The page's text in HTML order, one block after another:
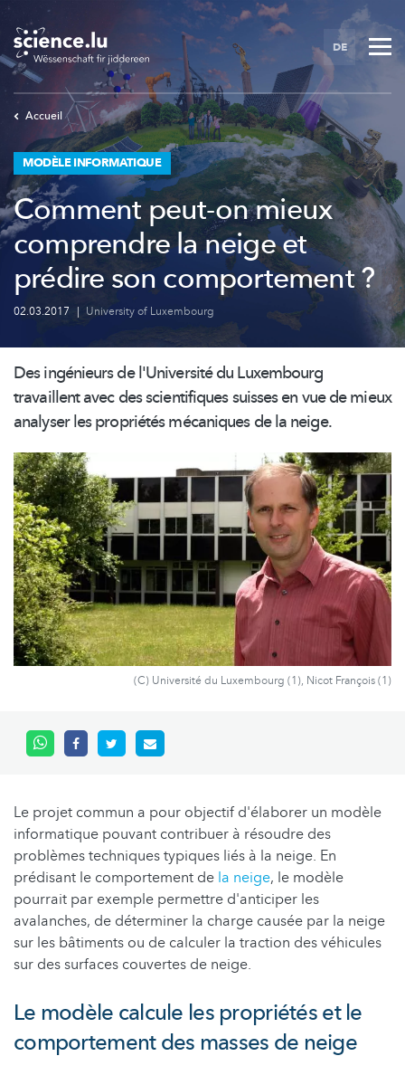
Skip
main
content
DE
Accueil
MODÈLE INFORMATIQUE
Comment peut-on mieux
comprendre la neige et
prédire son comportement ?
02.03.2017 | University of Luxembourg
Des ingénieurs de l'Université du Luxembourg
travaillent avec des scientifiques suisses en vue de mieux
analyser les propriétés mécaniques de la neige.
(C) Université du Luxembourg (1), Nicot François (1)
Le projet commun a pour objectif d'élaborer un modèle
informatique pouvant contribuer à résoudre des
problèmes techniques typiques liés à la neige. En
prédisant le comportement de la neige, le modèle
pourrait par exemple permettre d'anticiper les
avalanches, de déterminer la charge causée par la neige
sur les bâtiments ou de calculer la traction des véhicules
sur des surfaces couvertes de neige.
Le modèle calcule les propriétés et le
comportement des masses de neige